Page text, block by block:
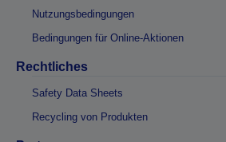
Nutzungsbedingungen
Bedingungen für Online-Aktionen
Rechtliches
Safety Data Sheets
Recycling von Produkten